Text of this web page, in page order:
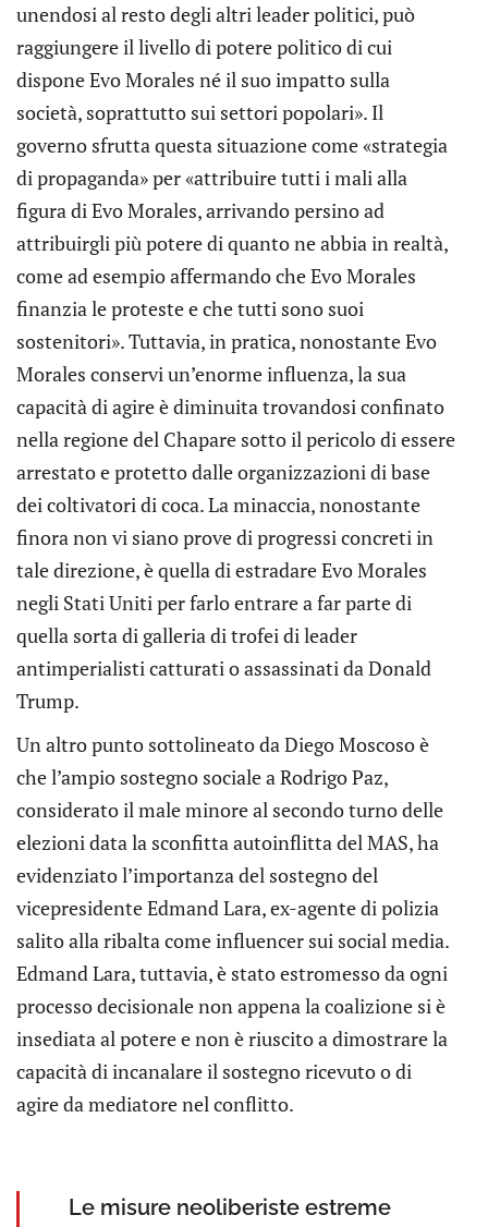
unendosi al resto degli altri leader politici, può
raggiungere il livello di potere politico di cui
dispone Evo Morales né il suo impatto sulla
società, soprattutto sui settori popolari». Il
governo sfrutta questa situazione come «strategia
di propaganda» per «attribuire tutti i mali alla
figura di Evo Morales, arrivando persino ad
attribuirgli più potere di quanto ne abbia in realtà,
come ad esempio affermando che Evo Morales
finanzia le proteste e che tutti sono suoi
sostenitori». Tuttavia, in pratica, nonostante Evo
Morales conservi un’enorme influenza, la sua
capacità di agire è diminuita trovandosi confinato
nella regione del Chapare sotto il pericolo di essere
arrestato e protetto dalle organizzazioni di base
dei coltivatori di coca. La minaccia, nonostante
finora non vi siano prove di progressi concreti in
tale direzione, è quella di estradare Evo Morales
negli Stati Uniti per farlo entrare a far parte di
quella sorta di galleria di trofei di leader
antimperialisti catturati o assassinati da Donald
Trump.
Un altro punto sottolineato da Diego Moscoso è
che l’ampio sostegno sociale a Rodrigo Paz,
considerato il male minore al secondo turno delle
elezioni data la sconfitta autoinflitta del MAS, ha
evidenziato l’importanza del sostegno del
vicepresidente Edmand Lara, ex-agente di polizia
salito alla ribalta come influencer sui social media.
Edmand Lara, tuttavia, è stato estromesso da ogni
processo decisionale non appena la coalizione si è
insediata al potere e non è riuscito a dimostrare la
capacità di incanalare il sostegno ricevuto o di
agire da mediatore nel conflitto.
Le misure neoliberiste estreme